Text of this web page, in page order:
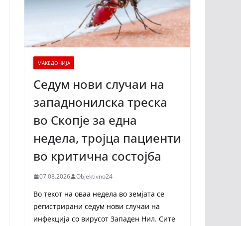
МАКЕДОНИЈА
Седум нови случаи на
западнонилска треска
во Скопје за една
недела, тројца пациенти
во критична состојба
07.08.2026 Objektivno24
Во текот на оваа недела во земјата се
регистрирани седум нови случаи на
инфекција со вирусот Западен Нил. Сите